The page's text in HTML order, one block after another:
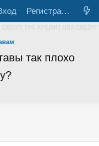
Регистрация
так плохо